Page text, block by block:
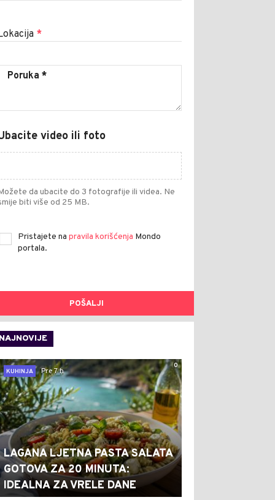
*
video ili foto
da ubacite do 3 fotografije ili videa. Ne
biti više od 25 MB.
Pristajete na pravila korišćenja Mondo
portala.
POŠALJI
NAJNOVIJE
0
KUHINJA
Pre 7 h
LAGANA LJETNA PASTA SALATA
GOTOVA ZA 20 MINUTA:
IDEALNA ZA VRELE DANE